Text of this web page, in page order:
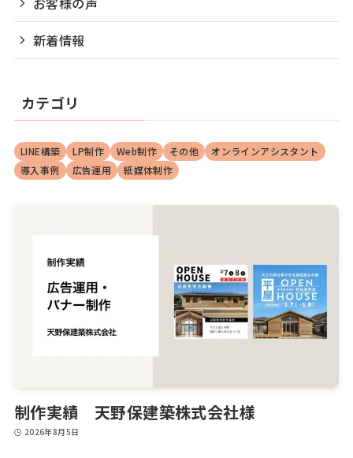
新着情報
カテゴリ
LINE構築 LP制作 Web制作 その他
オンラインアシスタント
導入事例
広告運用 紙媒体制作
制作実績 天野保建築株式会社様
2026年8月5日